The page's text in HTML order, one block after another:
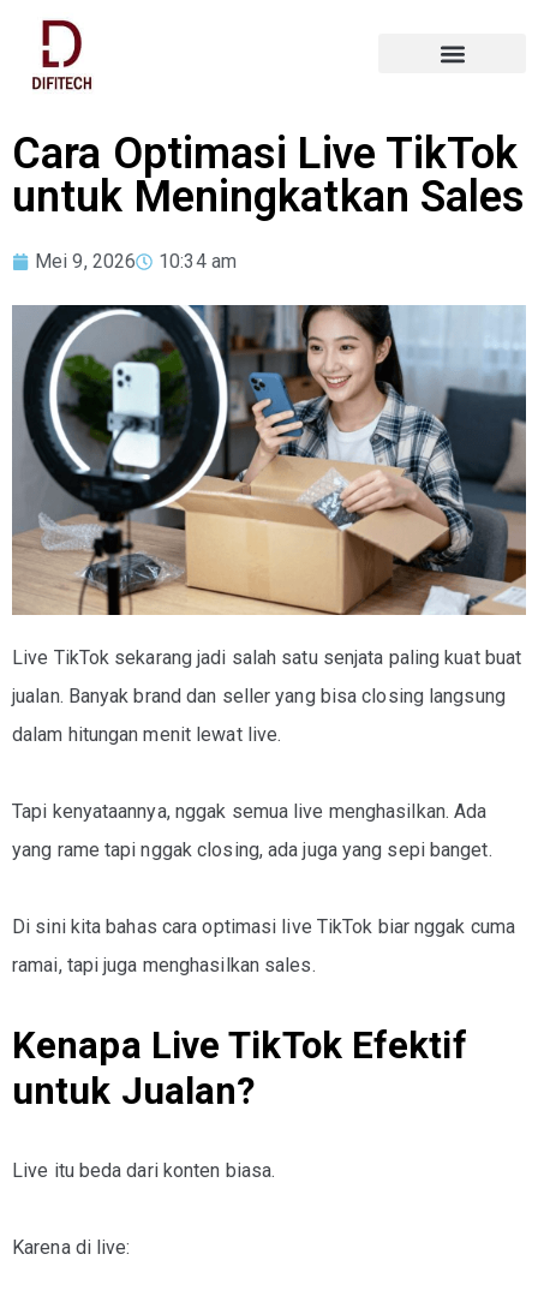
Cara Optimasi Live TikTok
untuk Meningkatkan Sales
Mei 9, 2026 10:34 am
Live TikTok sekarang jadi salah satu senjata paling kuat buat
jualan. Banyak brand dan seller yang bisa closing langsung
dalam hitungan menit lewat live.
Tapi kenyataannya, nggak semua live menghasilkan. Ada
yang rame tapi nggak closing, ada juga yang sepi banget.
Di sini kita bahas cara optimasi live TikTok biar nggak cuma
ramai, tapi juga menghasilkan sales.
Kenapa Live TikTok Efektif
untuk Jualan?
Live itu beda dari konten biasa.
Karena di live: